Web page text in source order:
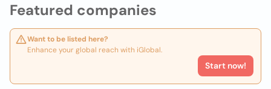
Featured companies
Want to be listed here?
Enhance your global reach with iGlobal.
Start now!